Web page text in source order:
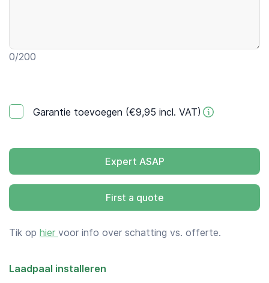
0/200
Garantie toevoegen (€9,95 incl. VAT)
Expert ASAP
First a quote
Tik op hier voor info over schatting vs. offerte.
Laadpaal installeren